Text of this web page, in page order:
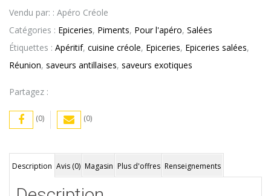
Royal
Bourbon
(90g)
Vendu par: : Apéro Créole
Catégories : Epiceries, Piments, Pour l'apéro, Salées
Étiquettes : Apéritif, cuisine créole, Epiceries, Epiceries salées,
Réunion, saveurs antillaises, saveurs exotiques
Partagez :
(0) (0)
Description Avis (0) Magasin Plus d'offres Renseignements